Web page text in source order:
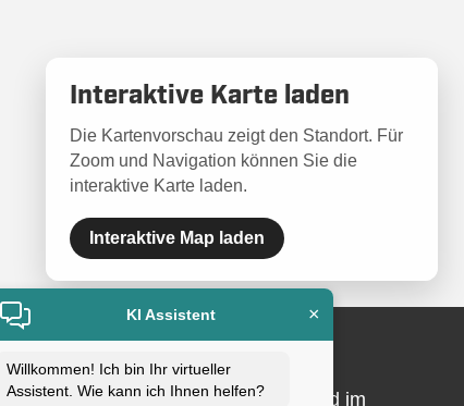
Interaktive Karte laden
Die Kartenvorschau zeigt den Standort. Für
Zoom und Navigation können Sie die
interaktive Karte laden.
Interaktive Map laden
Qualitätssicherung
Qualität ist uns wichtig. Wir sind Mitglied im
KI Assistent ×
Willkommen! Ich bin Ihr virtueller
Assistent. Wie kann ich Ihnen helfen?